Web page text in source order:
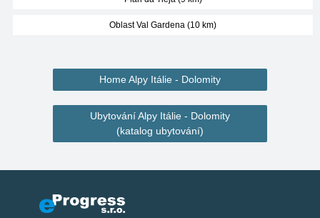
Oblast Val Gardena (10 km)
Home Alpy Itálie - Dolomity
Ubytování Alpy Itálie - Dolomity
(katalog ubytování)